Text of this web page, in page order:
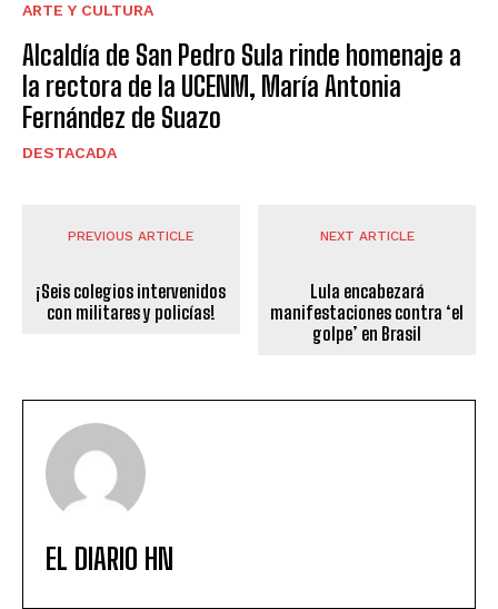
ARTE Y CULTURA
Alcaldía de San Pedro Sula rinde homenaje a
la rectora de la UCENM, María Antonia
Fernández de Suazo
DESTACADA
PREVIOUS ARTICLE
¡Seis colegios intervenidos
con militares y policías!
NEXT ARTICLE
Lula encabezará
manifestaciones contra ‘el
golpe’ en Brasil
EL DIARIO HN